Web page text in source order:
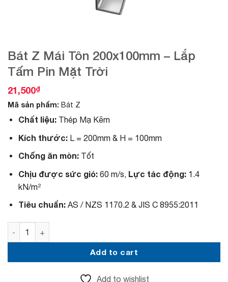
Bát Z Mái Tôn 200x100mm – Lắp
Tấm Pin Mặt Trời
21,500₫
Mã sản phẩm: Bát Z
Chất liệu:Thép Mạ Kẽm
Kích thước:L = 200mm & H = 100mm
Chống ăn mòn:Tốt
Chịu được sức gió:60 m/s, Lực tác động:1.4
kN/m²
Tiêu chuẩn:AS / NZS 1170.2 & JIS C 8955:2011
Bát Z Mái Tôn 200x100mm – Lắp Tấm Pin Mặt Trời quantity
Add to cart
Add to wishlist